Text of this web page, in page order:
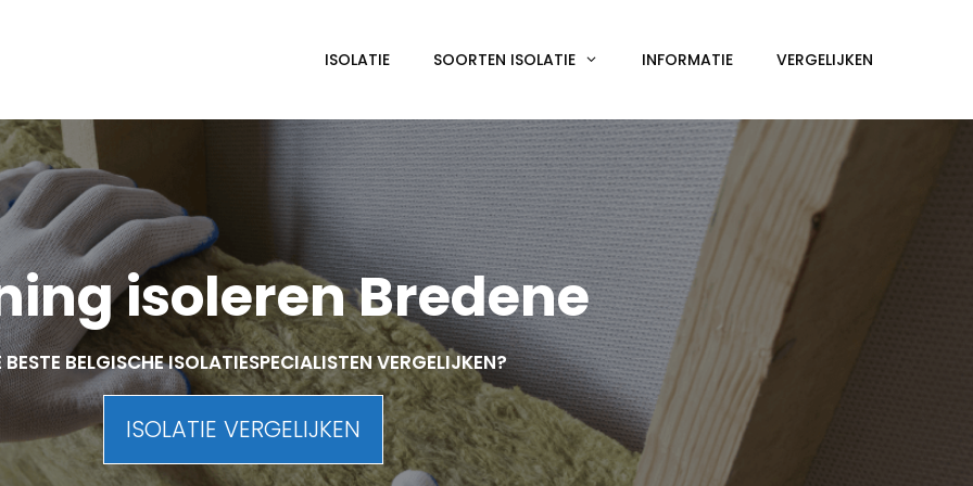
ISOLATIE SOORTEN ISOLATIE INFORMATIE VERGELIJKEN
isoleren Bredene
BESTE BELGISCHE ISOLATIESPECIALISTEN VERGELIJKEN?
ISOLATIE VERGELIJKEN